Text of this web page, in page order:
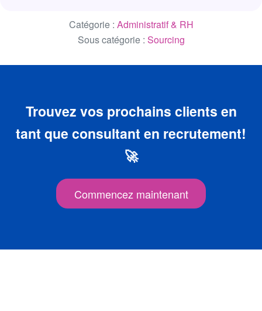
Catégorie : Administratif & RH
Sous catégorie : Sourcing
Trouvez vos prochains clients en
tant que consultant en recrutement!
🚀
Commencez maintenant